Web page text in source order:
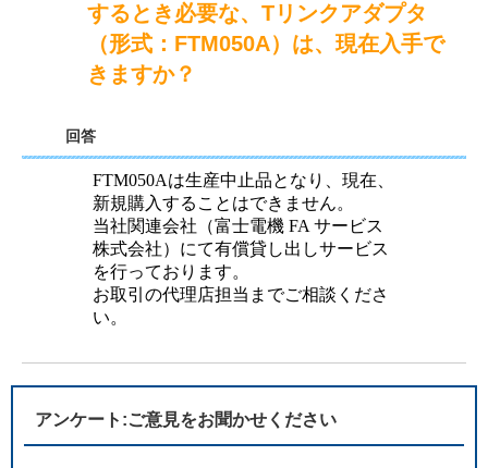
するとき必要な、Tリンクアダプタ
（形式：FTM050A）は、現在入手で
きますか？
回答
FTM050Aは生産中止品となり、現在、
新規購入することはできません。
当社関連会社（富士電機 FA サービス
株式会社）にて有償貸し出しサービス
を行っております。
お取引の代理店担当までご相談くださ
い。
アンケート:ご意見をお聞かせください